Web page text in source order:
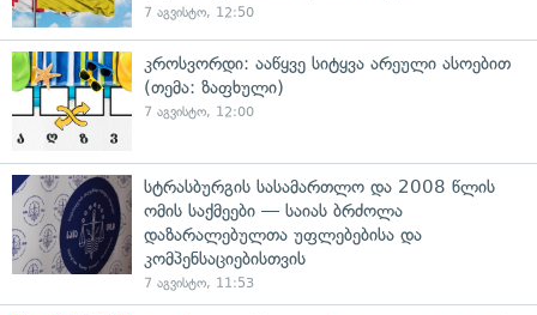
7 აგვისტო, 12:50
კროსვორდი: ააწყვე სიტყვა არეული ასოებით
(თემა: ზაფხული)
7 აგვისტო, 12:00
სტრასბურგის სასამართლო და 2008 წლის
ომის საქმეები — საიას ბრძოლა
დაზარალებულთა უფლებებისა და
კომპენსაციებისთვის
7 აგვისტო, 11:53